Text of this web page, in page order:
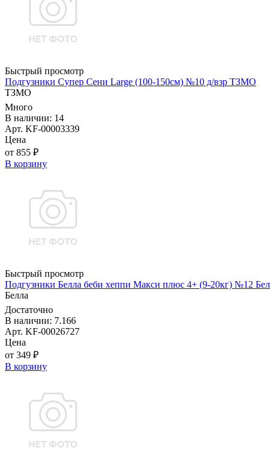
Быстрый просмотр
Подгузники Супер Сени Large (100-150см) №10 д/взр ТЗМО
ТЗМО
Много
В наличии: 14
Арт. KF-00003339
Цена
от 855 ₽
В корзину
Быстрый просмотр
Подгузники Белла беби хеппи Макси плюс 4+ (9-20кг) №12
Белла
Достаточно
В наличии: 7.166
Арт. KF-00026727
Цена
от 349 ₽
В корзину